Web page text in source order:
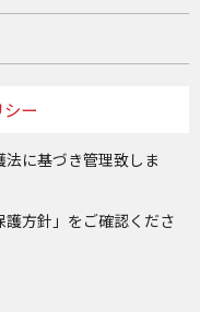
ー
に基づき管理致しま
方針」をご確認くださ